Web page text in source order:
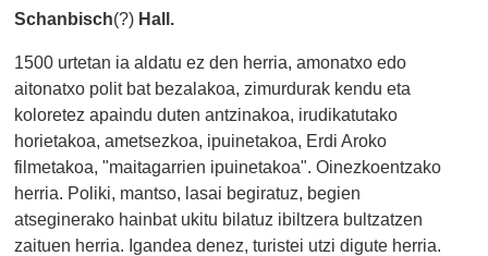
Schanbisch(?) Hall.
1500 urtetan ia aldatu ez den herria, amonatxo edo
aitonatxo polit bat bezalakoa, zimurdurak kendu eta
koloretez apaindu duten antzinakoa, irudikatutako
horietakoa, ametsezkoa, ipuinetakoa, Erdi Aroko
filmetakoa, "maitagarrien ipuinetakoa". Oinezkoentzako
herria. Poliki, mantso, lasai begiratuz, begien
atseginerako hainbat ukitu bilatuz ibiltzera bultzatzen
zaituen herria. Igandea denez, turistei utzi digute herria.